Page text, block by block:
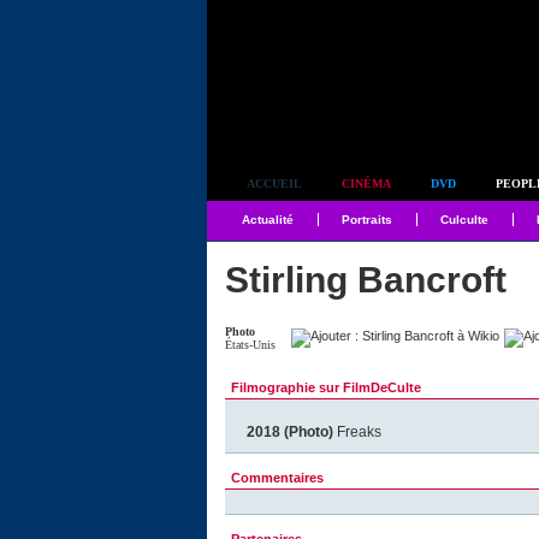
ACCUEIL CINÉMA DVD
Actualité Portraits Culculte
Stirling Bancroft
Photo
États-Unis
Filmographie sur FilmDeCulte
2018 (Photo) Freaks
Commentaires